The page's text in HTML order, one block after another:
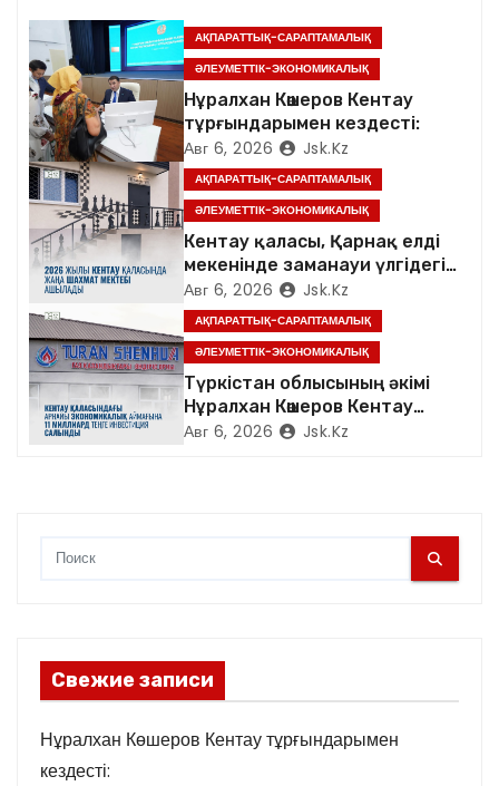
о
з
а
п
и
с
я
м
АҚПАРАТТЫҚ-САРАПТАМАЛЫҚ
ӘЛЕУМЕТТІК-ЭКОНОМИКАЛЫҚ
Нұралхан Көшеров Кентау
тұрғындарымен кездесті:
Авг 6, 2026 Jsk.kz
АҚПАРАТТЫҚ-САРАПТАМАЛЫҚ
ӘЛЕУМЕТТІК-ЭКОНОМИКАЛЫҚ
Кентау қаласы, Қарнақ елді
мекенінде заманауи үлгідегі
«Достық үйі» ашылды
Авг 6, 2026 Jsk.kz
АҚПАРАТТЫҚ-САРАПТАМАЛЫҚ
ӘЛЕУМЕТТІК-ЭКОНОМИКАЛЫҚ
Түркістан облысының әкімі
Нұралхан Көшеров Кентау
қаласындағы «TURAN
Авг 6, 2026 Jsk.kz
Свежие записи
Нұралхан Көшеров Кентау тұрғындарымен
кездесті: